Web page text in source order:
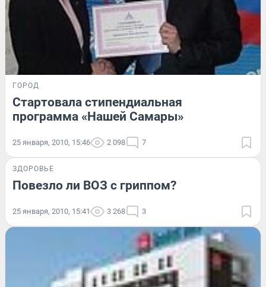
ГОРОД
Стартовала стипендиальная
программа «Нашей Самары»
25 января, 2010, 15:46 2 098 7
ЗДОРОВЬЕ
Повезло ли ВОЗ с гриппом?
25 января, 2010, 15:41 3 268 3